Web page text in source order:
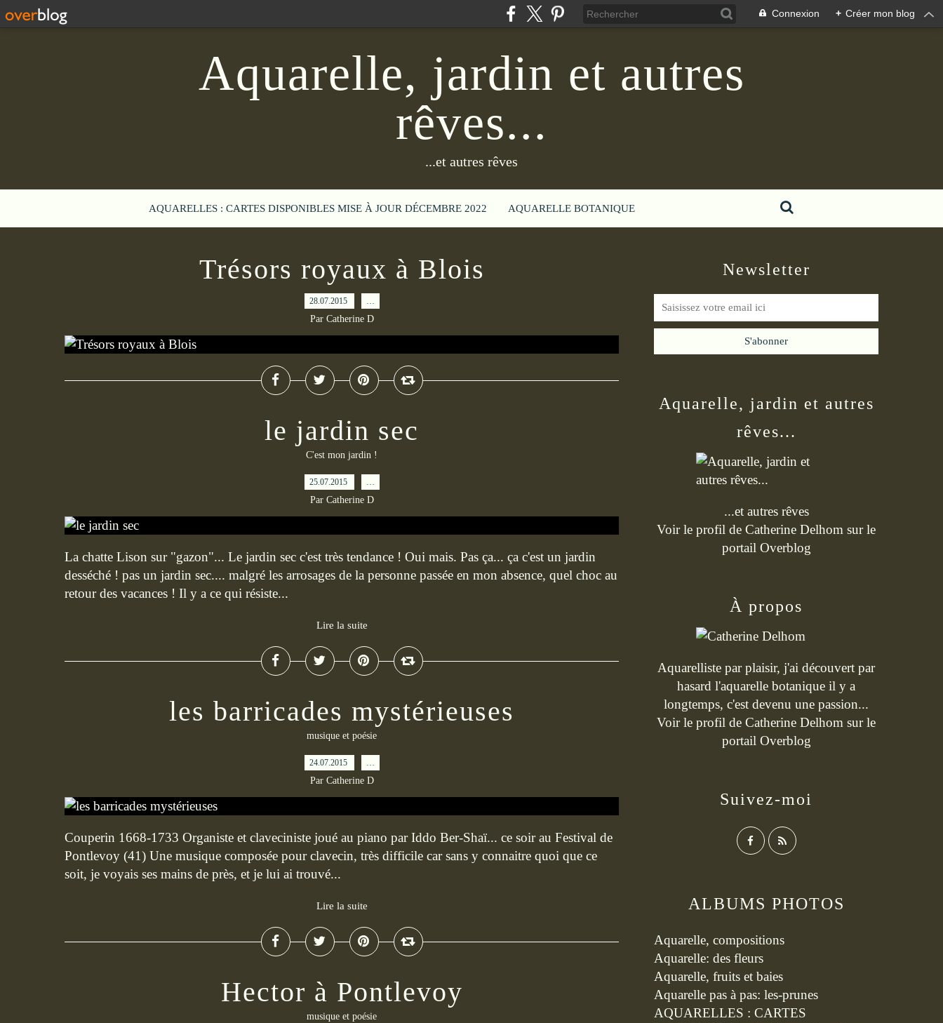
Connexion + Créer mon blog
Aquarelle, jardin et autres
rêves...
...et autres rêves
AQUARELLES : CARTES DISPONIBLES MISE À JOUR DÉCEMBRE 2022 AQUARELLE BOTANIQUE
Trésors royaux à Blois
28.07.2015 …
Par Catherine D
le jardin sec
C'est mon jardin !
25.07.2015 …
Par Catherine D
La chatte Lison sur "gazon"... Le jardin sec c'est très tendance ! Oui mais. Pas ça... ça c'est un jardin
desséché ! pas un jardin sec.... malgré les arrosages de la personne passée en mon absence, quel choc au
retour des vacances ! Il y a ce qui résiste...
Lire la suite
les barricades mystérieuses
musique et poésie
24.07.2015 …
Par Catherine D
Couperin 1668-1733 Organiste et claveciniste joué au piano par Iddo Ber-Shaï... ce soir au Festival de
Pontlevoy (41) Une musique composée pour clavecin, très difficile car sans y connaitre quoi que ce
soit, je voyais ses mains de près, et je lui ai trouvé...
Lire la suite
Hector à Pontlevoy
musique et poésie
Newsletter
ALBUMS PHOTOS
Aquarelle, compositions
Aquarelle: des fleurs
Aquarelle, fruits et baies
Aquarelle pas à pas: les-prunes
AQUARELLES : CARTES
Aquarelle, jardin et autres
rêves...
...et autres rêves
Voir le profil de Catherine Delhom sur le
portail Overblog
Suivez-moi
À propos
Aquarelliste par plaisir, j'ai découvert par
hasard l'aquarelle botanique il y a
longtemps, c'est devenu une passion...
Voir le profil de Catherine Delhom sur le
portail Overblog